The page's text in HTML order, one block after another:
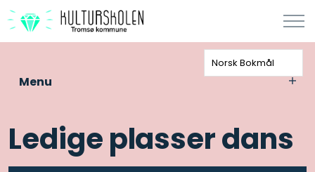
Menu
Ledige plasser dans
Norsk Bokmål